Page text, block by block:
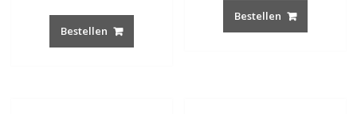
Bestellen
Bestellen